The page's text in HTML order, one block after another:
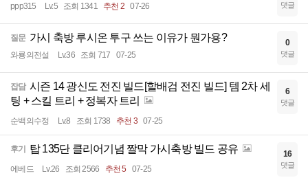
ppp315 Lv.5 조회 1341 추천 2 07-26 댓글
질문 가시 축방 루시온 투구 쓰는 이유가 뭔가용?
와룡의전설 Lv.36 조회 717 07-25
0
댓글
잡담 시즌 14 광신도 전진 빌드[할배검 전진 빌드] 템 2차 세
팅 + 스킬 트리 + 정복자 트리
순백의수정 Lv.8 조회 1738 추천 3 07-25
6
댓글
후기 탑 135단 클리어기념 짤막 가시축방 빌드 공유
에베드 Lv.26 조회 2566 추천 5 07-25
16
댓글